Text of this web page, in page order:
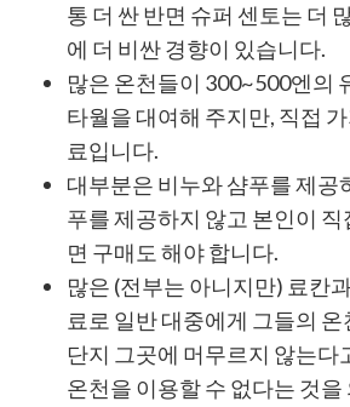
통 더 싼 반면 슈퍼 센토는 더
에 더 비싼 경향이 있습니다.
많은 온천들이 300~500엔의
타월을 대여해 주지만, 직접
료입니다.
대부분은 비누와 샴푸를 제공
푸를 제공하지 않고 본인이
면 구매도 해야 합니다.
많은 (전부는 아니지만) 료칸
료로 일반 대중에게 그들의
단지 그곳에 머무르지 않는다
온천을 이용할 수 없다는 것